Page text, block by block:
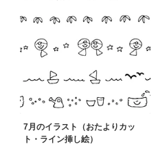
7月のイラスト（おたよりカッ
ト・ライン挿し絵）